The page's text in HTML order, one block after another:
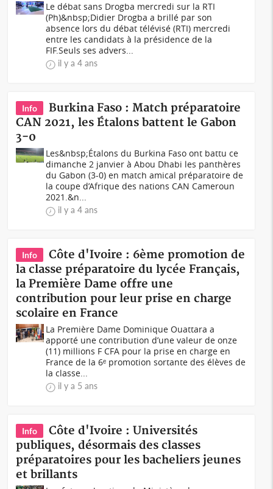
Le débat sans Drogba mercredi sur la RTI
(Ph)&nbsp;Didier Drogba a brillé par son
absence lors du débat télévisé (RTI) mercredi
entre les candidats à la présidence de la
FIF.Seuls ses advers...
il y a 4 ans
Info
Burkina Faso : Match préparatoire
CAN 2021, les Étalons battent le Gabon
3-0
Les&nbsp;Étalons du Burkina Faso ont battu ce
dimanche 2 janvier à Abou Dhabi les panthères
du Gabon (3-0) en match amical préparatoire de
la coupe d’Afrique des nations CAN Cameroun
2021.&n...
il y a 4 ans
Info
Côte d'Ivoire : 6ème promotion de
la classe préparatoire du lycée Français,
la Première Dame offre une
contribution pour leur prise en charge
scolaire en France
La Première Dame Dominique Ouattara a
apporté une contribution d’une valeur de onze
(11) millions F CFA pour la prise en charge en
France de la 6ᵉ promotion sortante des élèves de
la classe...
il y a 5 ans
Info
Côte d'Ivoire : Universités
publiques, désormais des classes
préparatoires pour les bacheliers jeunes
et brillants